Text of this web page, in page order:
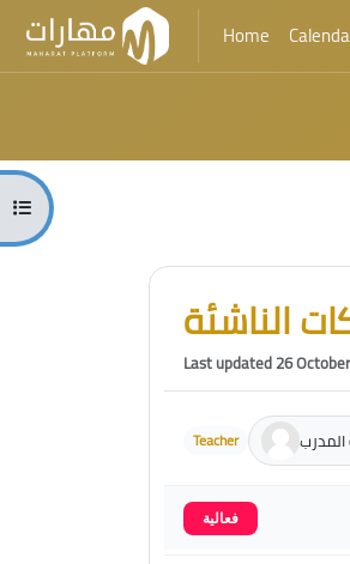
Home
Open course index
Blocks
Skip [Cocoon] Course Intro
الناشئة
Last updated 26
Teacher
فعالية